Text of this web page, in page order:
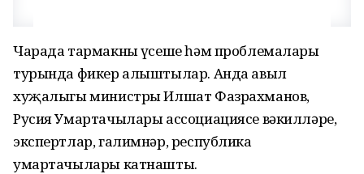
Чарада тармакның үсеше һәм проблемалары
турында фикер алыштылар. Анда авыл
хуҗалыгы министры Илшат Фазрахманов,
Русия Умартачылары ассоциациясе вәкилләре,
экспертлар, галимнәр, республика
умартачылары катнашты.